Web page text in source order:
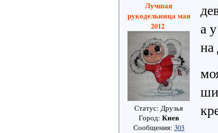
Лучшая
рукодельница мая
2012
Статус: Друзья
Город: Киев
Сообщения: 303
а
на